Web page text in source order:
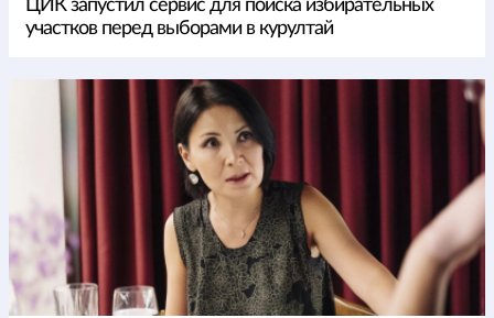
ЦИК запустил сервис для поиска избирательных
участков перед выборами в курултай